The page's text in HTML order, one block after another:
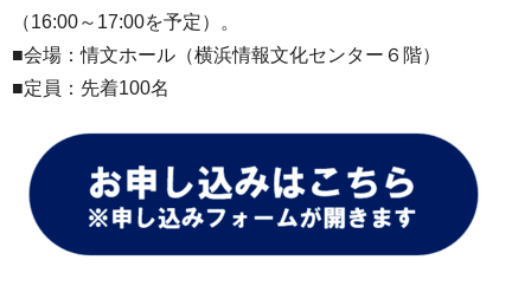
（16:00～17:00を予定）。
■会場：情文ホール（横浜情報文化センター６階）
■定員：先着100名